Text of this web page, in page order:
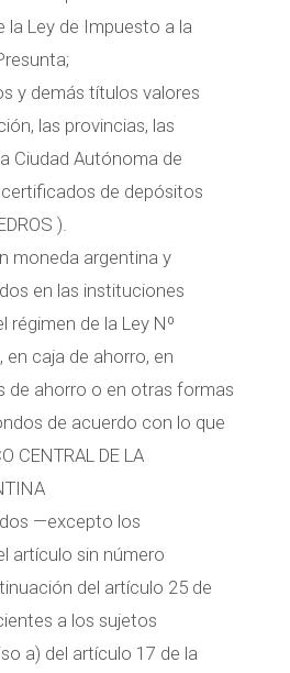
la Ley de Impuesto a la
y demás títulos valores
las provincias, las
Ciudad Autónoma de
de depósitos
).
moneda argentina y
en las instituciones
régimen de la Ley Nº
en caja de ahorro, en
de ahorro o en otras formas
de acuerdo con lo que
CENTRAL DE LA
—excepto los
artículo sin número
del artículo 25 de
a los sujetos
a) del artículo 17 de la